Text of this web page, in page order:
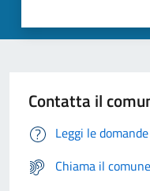
Contatta il
Leggi le
Chiama il